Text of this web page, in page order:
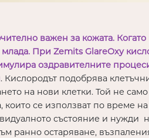
важен за кожата. Когато
При Zemits GlareOxy
оздравителните
. Кислородът подобрява
на нови клетки. Той не
които се използват по време
състояние и нужди
ранно остаряване,